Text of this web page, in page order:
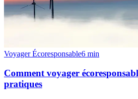
Voyager Écoresponsable6 min
Comment voyager
pratiques